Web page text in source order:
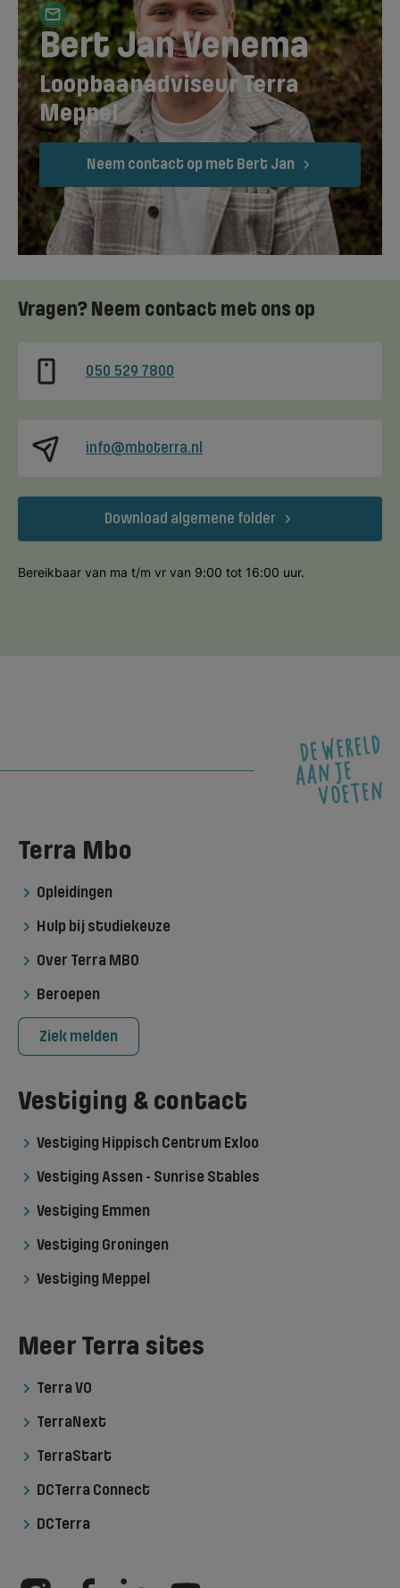
Bert Jan Venema
Loopbaanadviseur Terra
Meppel
Neem contact op met Bert Jan
Vragen? Neem contact met ons op
050 529 7800
info@mboterra.nl
Download algemene folder
Bereikbaar van ma t/m vr van 9:00 tot 16:00 uur.
Terra Mbo
Opleidingen
Hulp bij studiekeuze
Over Terra MBO
Beroepen
Ziek melden
Vestiging & contact
Vestiging Hippisch Centrum Exloo
Vestiging Assen - Sunrise Stables
Vestiging Emmen
Vestiging Groningen
Vestiging Meppel
Meer Terra sites
Terra VO
TerraNext
TerraStart
DCTerra Connect
DCTerra